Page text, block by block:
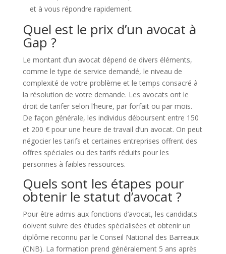
et à vous répondre rapidement.
Quel est le prix d’un avocat à
Gap ?
Le montant d’un avocat dépend de divers éléments,
comme le type de service demandé, le niveau de
complexité de votre problème et le temps consacré à
la résolution de votre demande. Les avocats ont le
droit de tarifer selon l’heure, par forfait ou par mois.
De façon générale, les individus déboursent entre 150
et 200 € pour une heure de travail d’un avocat. On peut
négocier les tarifs et certaines entreprises offrent des
offres spéciales ou des tarifs réduits pour les
personnes à faibles ressources.
Quels sont les étapes pour
obtenir le statut d’avocat ?
Pour être admis aux fonctions d’avocat, les candidats
doivent suivre des études spécialisées et obtenir un
diplôme reconnu par le Conseil National des Barreaux
(CNB). La formation prend généralement 5 ans après